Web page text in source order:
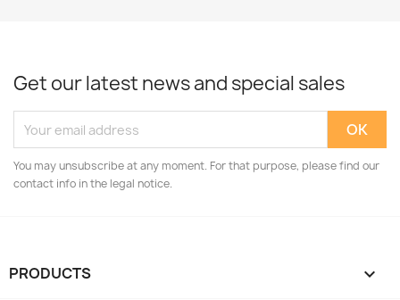
Get our latest news and special sales
You may unsubscribe at any moment. For that purpose, please find our
contact info in the legal notice.
PRODUCTS 